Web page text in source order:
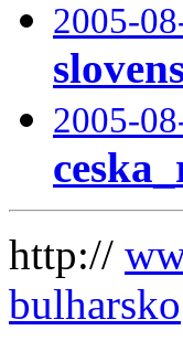
2005-
2005-
http://
bulharsko